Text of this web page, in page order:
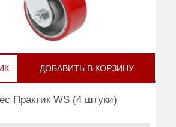
ДОБАВИТЬ В КОРЗИНУ
Практик WS (4 штуки)